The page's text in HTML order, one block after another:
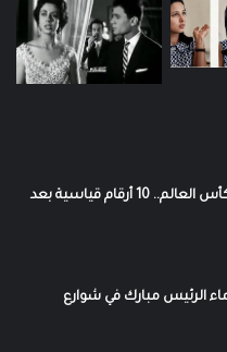
ميسي يتوج نفسه ملكًا لكأس العالم.. 10 أرقام قياسية بعد
الرئيس مبارك في شوارع